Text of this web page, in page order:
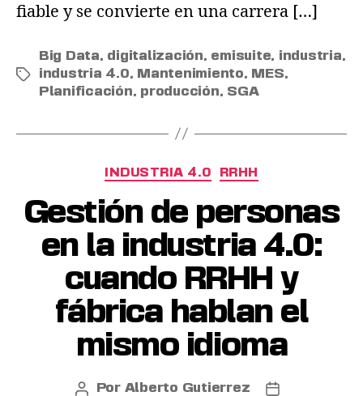
fiable y se convierte en una carrera […]
Big Data, digitalización, emisuite, industria,
industria 4.0, Mantenimiento, MES,
Planificación, producción, SGA
INDUSTRIA 4.0 RRHH
Gestión de personas
en la industria 4.0:
cuando RRHH y
fábrica hablan el
mismo idioma
Por Alberto Gutierrez